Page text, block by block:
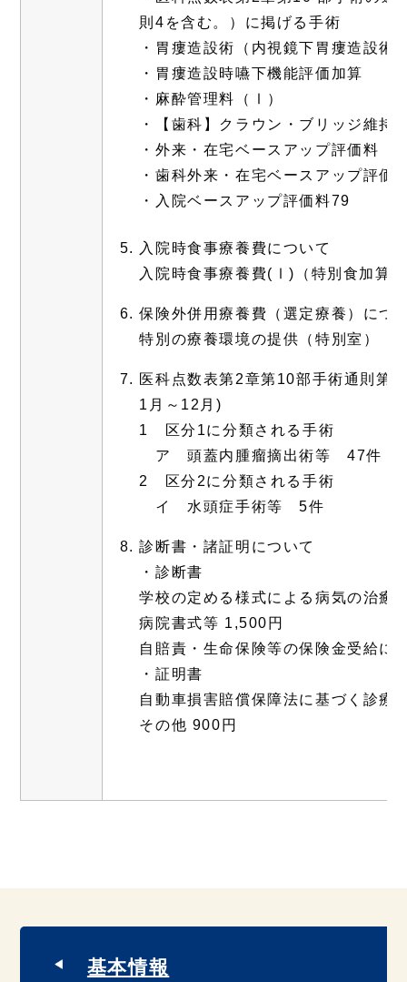
則4を含む。）に掲げる手術
・胃瘻造設術（内視鏡下胃瘻造設術
・胃瘻造設時嚥下機能評価加算
・麻酔管理料（Ⅰ）
・【歯科】クラウン・ブリッジ維持
・外来・在宅ベースアップ評価料（
・歯科外来・在宅ベースアップ評価
・入院ベースアップ評価料79
入院時食事療養費について
入院時食事療養費(Ⅰ)（特別食加算
保険外併用療養費（選定療養）につ
特別の療養環境の提供（特別室）
医科点数表第2章第10部手術通則第
1月～12月)
1 区分1に分類される手術
ア 頭蓋内腫瘤摘出術等 47件
2 区分2に分類される手術
イ 水頭症手術等 5件
診断書・諸証明について
・診断書
学校の定める様式による病気の治癒
病院書式等 1,500円
自賠責・生命保険等の保険金受給に
・証明書
自動車損害賠償保障法に基づく診療
その他 900円
基本情報